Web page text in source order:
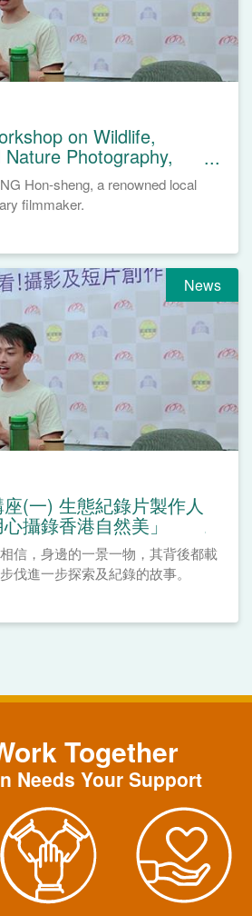
on Wildlife,
Photography,
Hon-sheng, a renowned local
filmmaker.
News
(一) 生態紀錄片製作人
攝錄香港自然美」
信，身邊的一景一物，其背後都載
伐進一步探索及紀錄的故事。
Together
Needs Your Support